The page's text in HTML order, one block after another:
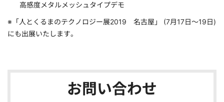
高感度メタルメッシュタイプデモ
※「人とくるまのテクノロジー展2019 名古屋」 (7月17日～19日)
にも出展いたします。
お問い合わせ